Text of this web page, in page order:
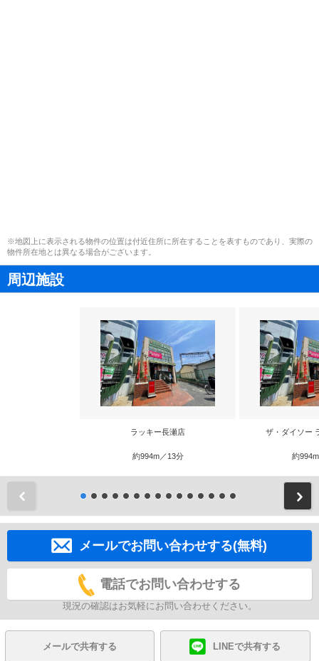
※地図上に表示される物件の位置は付近住所に所在することを表すものであり、実際の
物件所在地とは異なる場合がございます。
周辺施設
ラッキー長瀬店
約994m／13分
ザ・ダイソー
約
メールでお問い合わせする(無料)
電話でお問い合わせする
現況の確認はお気軽にお問い合わせください。
メールで共有する LINEで共有する